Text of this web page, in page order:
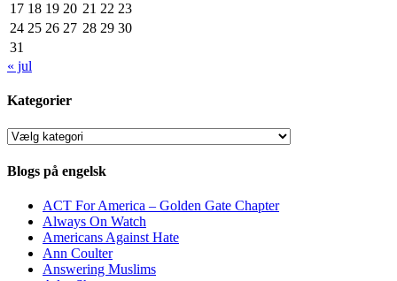
17 18 19 20 21 22 23
24 25 26 27 28 29 30
31
« jul
Kategorier
Kategorier
Blogs på engelsk
ACT For America – Golden Gate Chapter
Always On Watch
Americans Against Hate
Ann Coulter
Answering Muslims